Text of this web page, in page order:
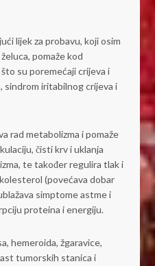
lijek za probavu, koji osim
pomaže kod
su poremećaji crijeva i
iritabilnog crijeva i
rad metabolizma i pomaže
čisti krv i uklanja
te također regulira tlak i
(povećava dobar
simptome astme i
proteina i energiju.
hemeroida, žgaravice,
tumorskih stanica i